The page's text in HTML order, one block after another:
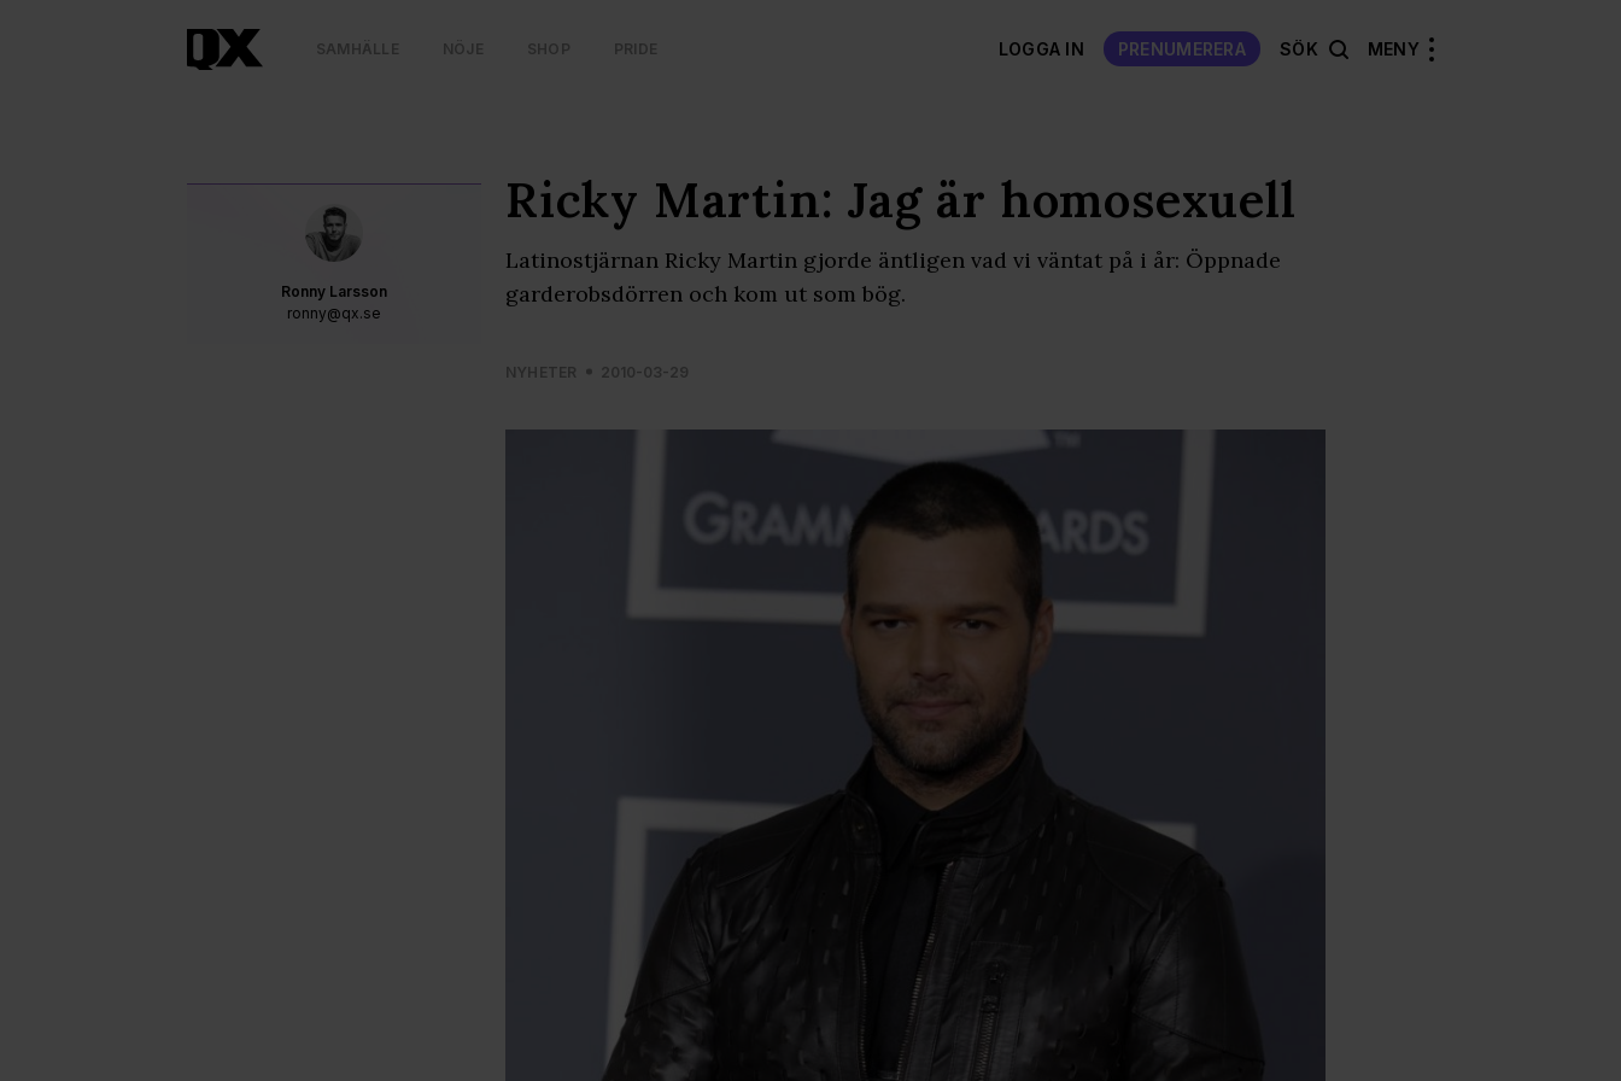
SAMHÄLLE NÖJE SHOP PRIDE LOGGA IN PRENUMERERA SÖK MENY
Ronny Larsson
ronny@qx.se
Ricky Martin: Jag är homosexuell
Latinostjärnan Ricky Martin gjorde äntligen vad vi väntat på i år: Öppnade
garderobsdörren och kom ut som bög.
NYHETER 2010-03-29